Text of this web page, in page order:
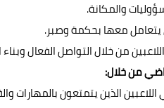
والمكانة.
يتعامل معها بحكمة وصبر.
من خلال التواصل الفعال وبناء
من خلال:
اللاعبين الذين يتمتعون بالمهارات